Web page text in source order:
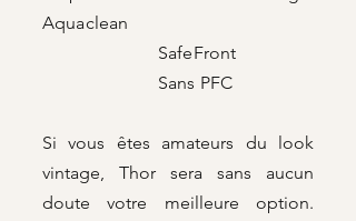
Aquaclean
SafeFront
Sans PFC
Si vous êtes amateurs du look
vintage, Thor sera sans aucun
doute votre meilleure option.